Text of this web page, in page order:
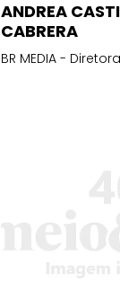
ANDREA
CABRERA
BR MEDIA -